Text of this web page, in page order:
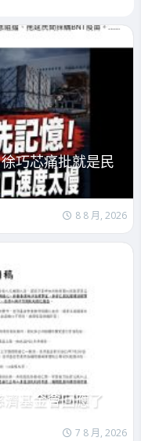
巧芯痛批就是民
8 8 月, 2026
基金會回應了
7 8 月, 2026